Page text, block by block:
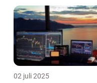
02 juli 2025